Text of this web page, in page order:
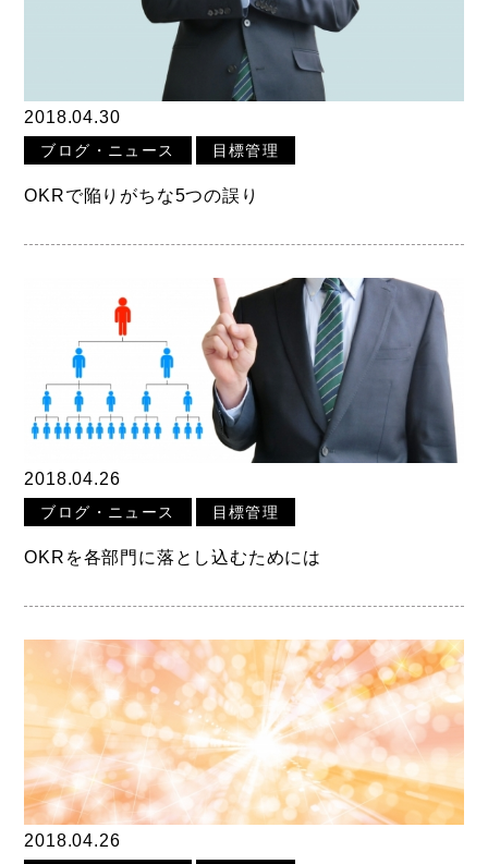
2018.04.30
ブログ・ニュース 目標管理
OKRで陥りがちな5つの誤り
2018.04.26
ブログ・ニュース 目標管理
OKRを各部門に落とし込むためには
2018.04.26